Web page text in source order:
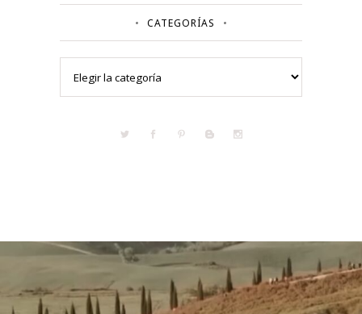
CATEGORÍAS